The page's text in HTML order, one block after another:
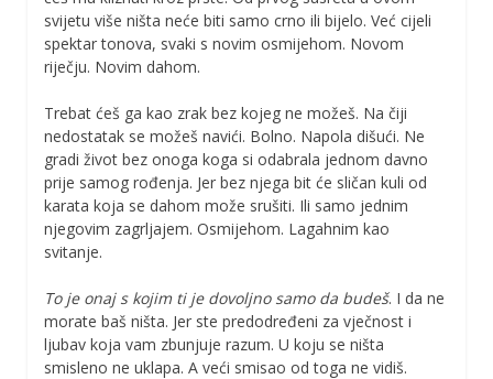
svijetu više ništa neće biti samo crno ili bijelo. Već cijeli
spektar tonova, svaki s novim osmijehom. Novom
riječju. Novim dahom.
Trebat ćeš ga kao zrak bez kojeg ne možeš. Na čiji
nedostatak se možeš navići. Bolno. Napola dišući. Ne
gradi život bez onoga koga si odabrala jednom davno
prije samog rođenja. Jer bez njega bit će sličan kuli od
karata koja se dahom može srušiti. Ili samo jednim
njegovim zagrljajem. Osmijehom. Lagahnim kao
svitanje.
To je onaj s kojim ti je dovoljno samo da budeš. I da ne
morate baš ništa. Jer ste predodređeni za vječnost i
ljubav koja vam zbunjuje razum. U koju se ništa
smisleno ne uklapa. A veći smisao od toga ne vidiš.